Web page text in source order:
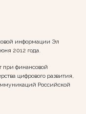
информации Эл
2012 года.
при финансовой
цифрового развития,
Российской